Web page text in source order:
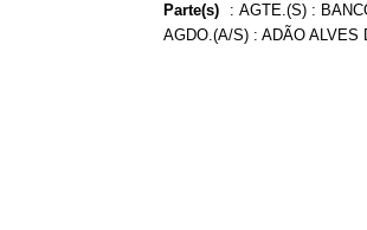
Parte(s) : AGTE.(S) :
AGDO.(A/S) : ADÃO ALVES